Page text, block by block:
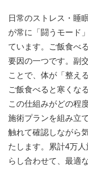
日常のストレス・睡
が常に「闘うモード
ています。ご飯食べ
要因の一つです。副
ことで、体が「整え
ご飯食べると寒くな
この仕組みがどの程
施術プランを組み立
触れて確認しながら
たします。累計4万
らし合わせて、最適